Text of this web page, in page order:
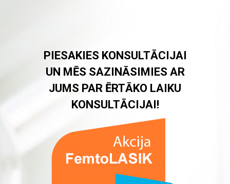
PIESAKIES KONSULTĀCIJAI
UN MĒS SAZINĀSIMIES AR
JUMS PAR ĒRTĀKO LAIKU
KONSULTĀCIJAI!